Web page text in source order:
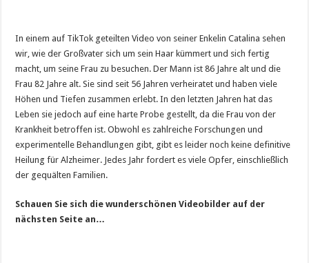
In einem auf TikTok geteilten Video von seiner Enkelin Catalina sehen
wir, wie der Großvater sich um sein Haar kümmert und sich fertig
macht, um seine Frau zu besuchen. Der Mann ist 86 Jahre alt und die
Frau 82 Jahre alt. Sie sind seit 56 Jahren verheiratet und haben viele
Höhen und Tiefen zusammen erlebt. In den letzten Jahren hat das
Leben sie jedoch auf eine harte Probe gestellt, da die Frau von der
Krankheit betroffen ist. Obwohl es zahlreiche Forschungen und
experimentelle Behandlungen gibt, gibt es leider noch keine definitive
Heilung für Alzheimer. Jedes Jahr fordert es viele Opfer, einschließlich
der gequälten Familien.
Schauen Sie sich die wunderschönen Videobilder auf der
nächsten Seite an…